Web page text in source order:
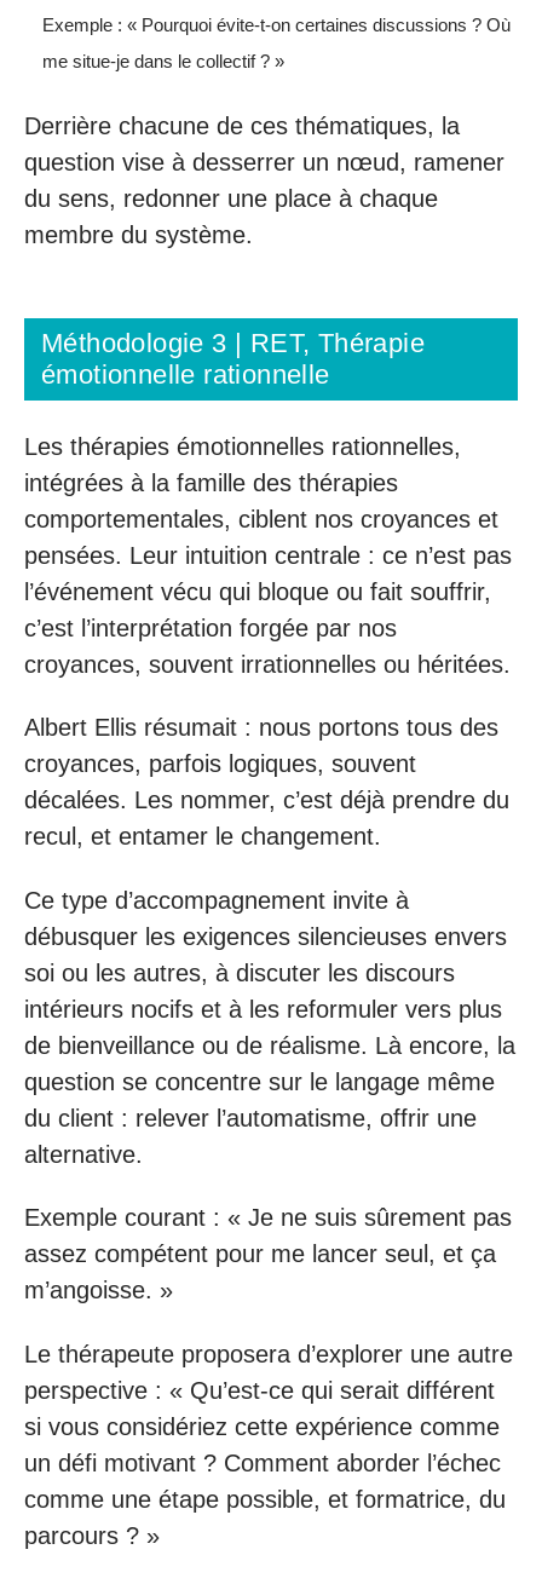
Exemple : « Pourquoi évite-t-on certaines discussions ? Où
me situe-je dans le collectif ? »
Derrière chacune de ces thématiques, la
question vise à desserrer un nœud, ramener
du sens, redonner une place à chaque
membre du système.
Méthodologie 3 | RET, Thérapie
émotionnelle rationnelle
Les thérapies émotionnelles rationnelles,
intégrées à la famille des thérapies
comportementales, ciblent nos croyances et
pensées. Leur intuition centrale : ce n’est pas
l’événement vécu qui bloque ou fait souffrir,
c’est l’interprétation forgée par nos
croyances, souvent irrationnelles ou héritées.
Albert Ellis résumait : nous portons tous des
croyances, parfois logiques, souvent
décalées. Les nommer, c’est déjà prendre du
recul, et entamer le changement.
Ce type d’accompagnement invite à
débusquer les exigences silencieuses envers
soi ou les autres, à discuter les discours
intérieurs nocifs et à les reformuler vers plus
de bienveillance ou de réalisme. Là encore, la
question se concentre sur le langage même
du client : relever l’automatisme, offrir une
alternative.
Exemple courant : « Je ne suis sûrement pas
assez compétent pour me lancer seul, et ça
m’angoisse. »
Le thérapeute proposera d’explorer une autre
perspective : « Qu’est-ce qui serait différent
si vous considériez cette expérience comme
un défi motivant ? Comment aborder l’échec
comme une étape possible, et formatrice, du
parcours ? »